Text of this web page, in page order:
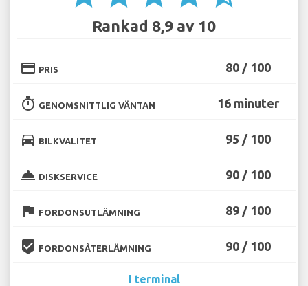
Rankad 8,9 av 10
credit_card PRIS 80 / 100
timer GENOMSNITTLIG VÄNTAN 16 minuter
directions_car BILKVALITET 95 / 100
room_service DISKSERVICE 90 / 100
flag FORDONSUTLÄMNING 89 / 100
beenhere FORDONSÅTERLÄMNING 90 / 100
I terminal